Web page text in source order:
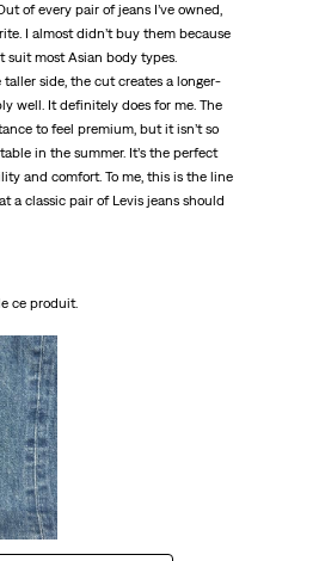
of every pair of jeans I’ve owned,
I almost didn’t buy them because
suit most Asian body types.
taller side, the cut creates a longer-
well. It definitely does for me. The
to feel premium, but it isn’t so
in the summer. It’s the perfect
and comfort. To me, this is the line
a classic pair of Levis jeans should
ce produit.